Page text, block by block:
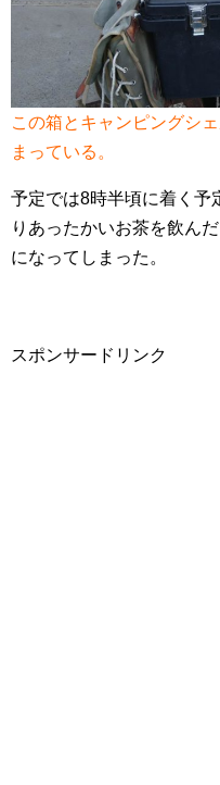
この箱とキャンピングシ
まっている。
予定では8時半頃に着く予
りあったかいお茶を飲ん
になってしまった。
スポンサードリンク